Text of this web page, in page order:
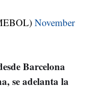
November
Barcelona
se adelanta la